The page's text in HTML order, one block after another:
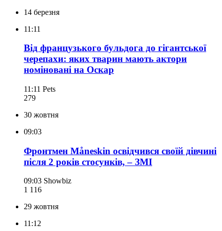
14 березня
11:11
Від французького бульдога до гігантської
черепахи: яких тварин мають актори
номіновані на Оскар
11:11 Pets
279
30 жовтня
09:03
Фронтмен Måneskin освідчився своїй дівчині
після 2 років стосунків, – ЗМІ
09:03 Showbiz
1 116
29 жовтня
11:12